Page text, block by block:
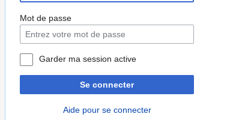
la
navigation
la
recherche
Mot de passe
Garder ma session active
Se connecter
Aide pour se connecter